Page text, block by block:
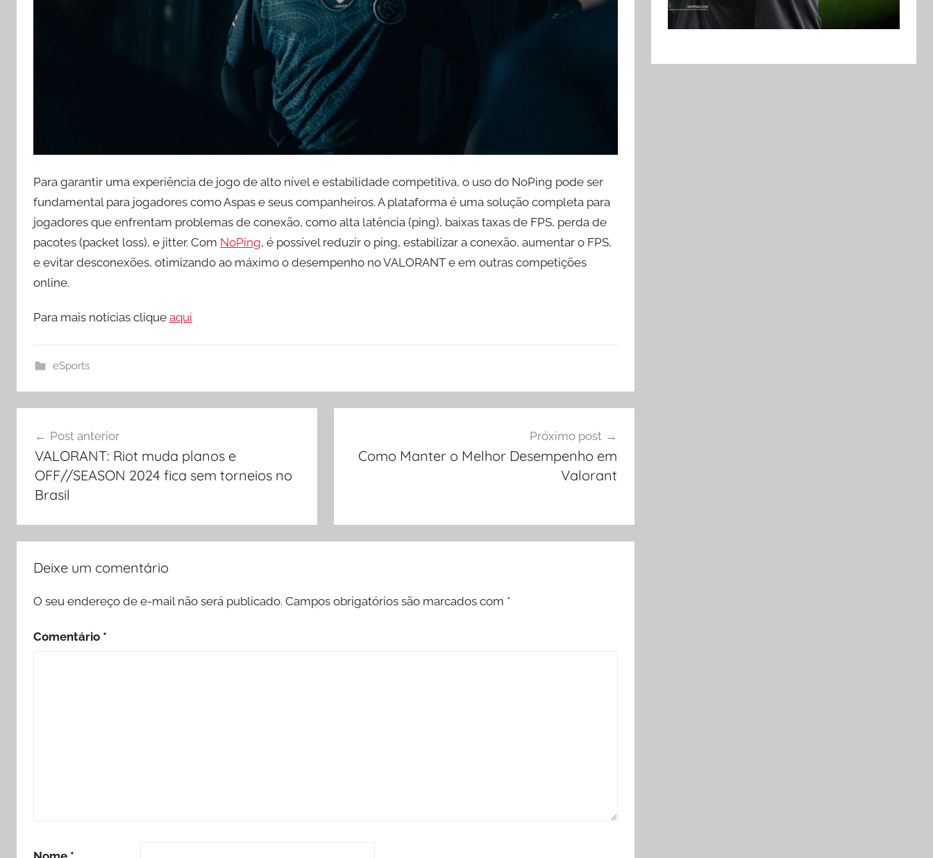
Para garantir uma experiência de jogo de alto nível e estabilidade competitiva, o uso do NoPing pode ser
fundamental para jogadores como Aspas e seus companheiros. A plataforma é uma solução completa para
jogadores que enfrentam problemas de conexão, como alta latência (ping), baixas taxas de FPS, perda de
pacotes (packet loss), e jitter. Com NoPing, é possível reduzir o ping, estabilizar a conexão, aumentar o FPS,
e evitar desconexões, otimizando ao máximo o desempenho no VALORANT e em outras competições
online.
Para mais noticias clique aqui
eSports
de
Post
Post anterior
VALORANT: Riot muda planos e
OFF//SEASON 2024 fica sem torneios no
Brasil
Próximo post
Como Manter o Melhor Desempenho em
Valorant
Deixe um comentário
O seu endereço de e-mail não será publicado. Campos obrigatórios são marcados com *
Comentário *